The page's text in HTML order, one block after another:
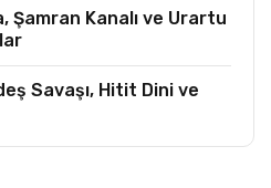
Şamran Kanalı ve Urartu
Savaşı, Hitit Dini ve